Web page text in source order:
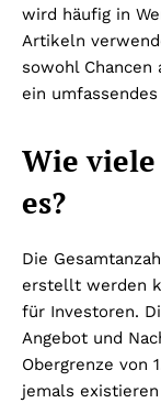
wird häufig in
Artikeln
sowohl Chancen
ein umfassendes
Wie
es?
Die
erstellt werden
für Investoren.
Angebot und
Obergrenze von
jemals